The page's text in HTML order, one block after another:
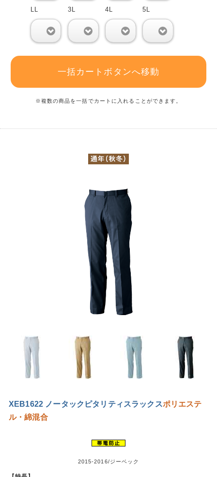
3L 4L 5L
一括カートボタンへ移動
※複数の商品を一括でカートに入れることができます。
XEB1622 ノータックピタリティスラックスポリエステ
ル・綿混合
2015-2016/ジーベック